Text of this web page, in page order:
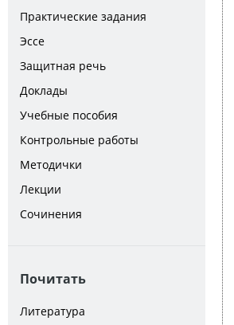
Практические задания
Эссе
Защитная речь
Доклады
Учебные пособия
Контрольные работы
Методички
Лекции
Сочинения
Почитать
Литература